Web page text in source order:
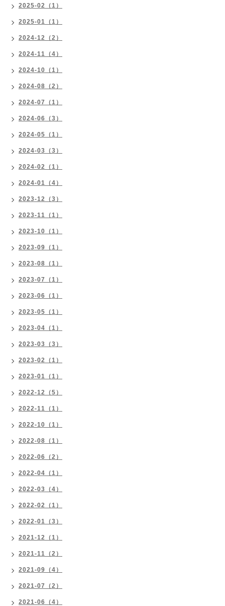
2025-02（1）
2025-01（1）
2024-12（2）
2024-11（4）
2024-10（1）
2024-08（2）
2024-07（1）
2024-06（3）
2024-05（1）
2024-03（3）
2024-02（1）
2024-01（4）
2023-12（3）
2023-11（1）
2023-10（1）
2023-09（1）
2023-08（1）
2023-07（1）
2023-06（1）
2023-05（1）
2023-04（1）
2023-03（3）
2023-02（1）
2023-01（1）
2022-12（5）
2022-11（1）
2022-10（1）
2022-08（1）
2022-06（2）
2022-04（1）
2022-03（4）
2022-02（1）
2022-01（3）
2021-12（1）
2021-11（2）
2021-09（4）
2021-07（2）
2021-06（4）